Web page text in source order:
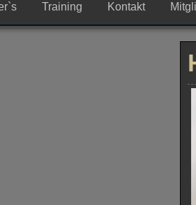
Training Kontakt